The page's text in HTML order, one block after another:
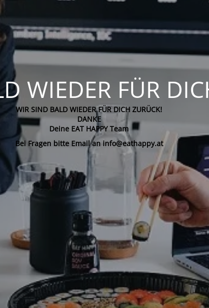
WIEDER FÜR
WIR SIND BALD WIEDER FÜR DICH ZURÜCK!
DANKE
Deine EAT HAPPY Team
Bei Fragen bitte Email an info@eathappy.at